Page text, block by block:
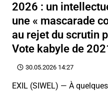
2026 : un
une « mascarade
au rejet du scrutin
Vote kabyle de
30.05.2026 14:27
EXIL (SIWEL) — À